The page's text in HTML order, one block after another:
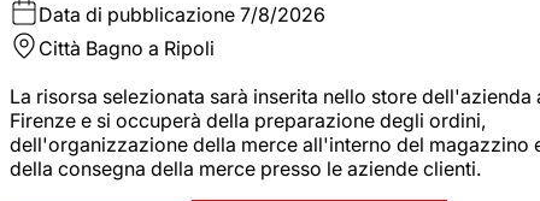
Data di pubblicazione 7/8/2026
Città Bagno a Ripoli
La risorsa selezionata sarà inserita nello store dell'azienda
Firenze e si occuperà della preparazione degli ordini,
dell'organizzazione della merce all'interno del magazzino
della consegna della merce presso le aziende clienti.